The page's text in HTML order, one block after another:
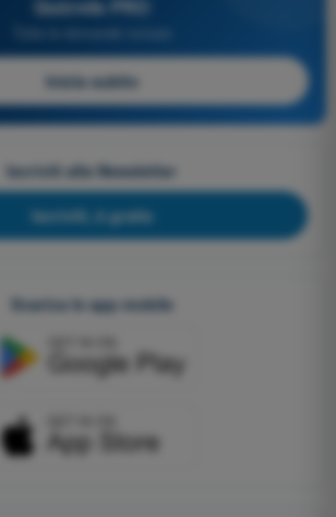
Quizvds PRO
Inizia subito
Iscriviti alla Newsletter
Iscriviti, è gratis
Scarica le app mobile